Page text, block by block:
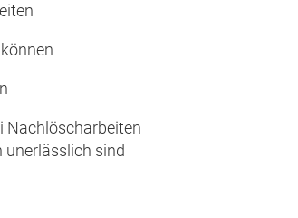
Nachlöscharbeiten
unerlässlich sind